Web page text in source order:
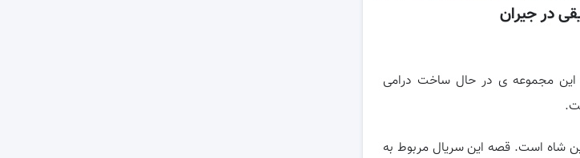
در جیران
این مجموعه ی در حال ساخت درامی
شاه است. قصه این سریال مربوط به